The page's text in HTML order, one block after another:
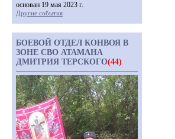
основан 19 мая 2023 г.
Другие события
БОЕВОЙ ОТДЕЛ КОНВОЯ В
ЗОНЕ СВО АТАМАНА
ДМИТРИЯ ТЕРСКОГО(44)